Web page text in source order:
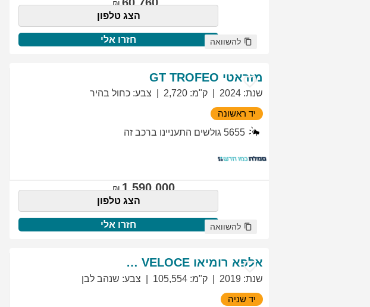
הצג טלפון
חזרו אלי להשוואה
מזראטי GT TROFEO
שנת:
2024 ק"מ:
2,720 צבע: כחול בהיר
יד ראשונה
5655 גולשים התעניינו ברכב זה
1,590,000
הצג טלפון
חזרו אלי להשוואה
אלפא רומיאו GIULIETTA VELOCE
שנת:
2019 ק"מ:
105,554 צבע: שנהב לבן
יד שניה